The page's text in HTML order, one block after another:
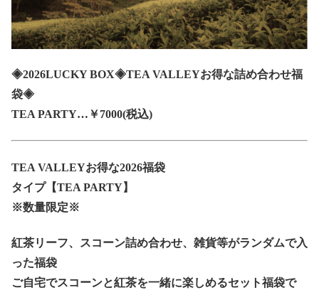
◈2026LUCKY BOX◈TEA VALLEYお得な詰め合わせ福
袋◈
TEA PARTY…￥7000(税込)
TEA VALLEYお得な2026福袋
タイプ【TEA PARTY】
※数量限定※
紅茶リーフ、スコーン詰め合わせ、雑貨等がランダムで入
った福袋
ご自宅でスコーンと紅茶を一緒に楽しめるセット福袋で